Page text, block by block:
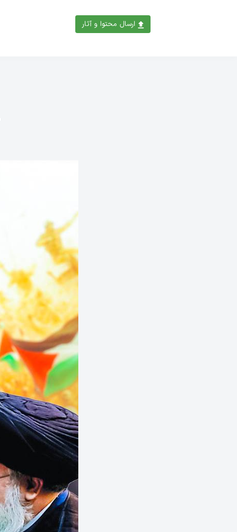
ارسال محتوا و آثار